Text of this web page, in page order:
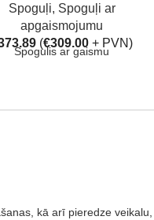
Spoguļi, Spoguļi ar
apgaismojumu
(€309.00 + PVN)
Spogulis ar gaismu
kā arī pieredze veikalu,